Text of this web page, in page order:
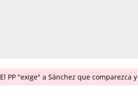
El PP "exige" a Sánchez que